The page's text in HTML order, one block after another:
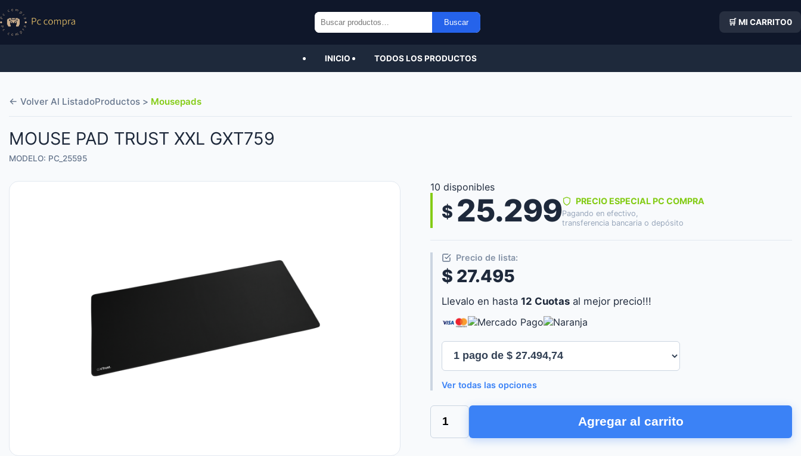
Buscar
por:
Buscar 🛒 MI CARRITO0
INICIO TODOS LOS PRODUCTOS
← Volver Al ListadoProductos > Mousepads
MOUSE PAD TRUST XXL GXT759
MODELO: PC_25595
10 disponibles
$ 25.299 PRECIO ESPECIAL PC COMPRA
Pagando en efectivo,
transferencia bancaria o depósito
Precio de lista:
$ 27.495
Llevalo en hasta 12 Cuotas al mejor precio!!!
Ver todas las opciones
MOUSE
PAD
TRUST
Agregar al carrito